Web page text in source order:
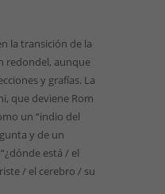
la transición de la
redondel, aunque
y grafías. La
que deviene Rom
un “indio del
y de un
está / el
/ el cerebro / su